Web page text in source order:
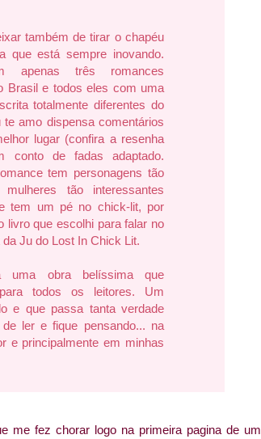
também de tirar o chapéu
que está sempre inovando.
apenas três romances
Brasil e todos eles com uma
totalmente diferentes do
te amo dispensa comentários
lugar (confira a resenha
conto de fadas adaptado.
tem personagens tão
tão interessantes
tem um pé no chick-lit, por
livro que escolhi para falar no
Ju do Lost In Chick Lit.
uma obra belíssima que
todos os leitores. Um
e que passa tanta verdade
ler e fique pensando... na
e principalmente em minhas
me fez chorar logo na primeira pagina de um